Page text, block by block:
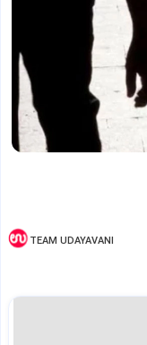
TEAM UDAYAVANI